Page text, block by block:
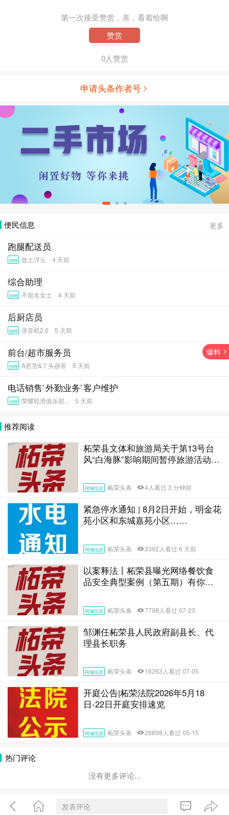
第一次接受赞赏，亲，看着给啊
赞赏
0人赞赏
申请头条作者号
便民信息 更多
跑腿配送员
招聘 故土浮云 4 天前
综合助理
招聘 不留名女士 4 天前
后厨店员
招聘 录音机2.0 5 天前
前台/超市服务员
招聘 A惹货&丫头@茶 5 天前
电话销售`外勤业务`客户维护
招聘 荣耀轮滑俱乐部... 5 天前
推荐阅读
柘荣县文体和旅游局关于第13号台
风“白海豚”影响期间暂停旅游活动的
同城信息 柘荣头条 4人看过 3 分钟前
紧急停水通知 | 8月2日开始，明金花
苑小区和东城嘉苑小区……
同城信息 柘荣头条 3392人看过 6 天前
以案释法丨柘荣县曝光网络餐饮食
品安全典型案例（第五期）有你认
同城信息 柘荣头条 7798人看过 07-23
邹渊任柘荣县人民政府副县长、代
理县长职务
同城信息 柘荣头条 16263人看过 07-05
开庭公告|柘荣法院2026年5月18
日-22日开庭安排速览
同城信息 柘荣头条 28898人看过 05-15
热门评论
没有更多评论...
发表评论
爆料